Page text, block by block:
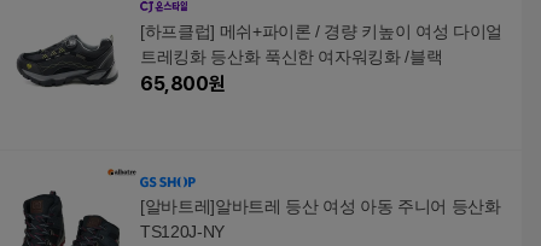
[하프클럽] 메쉬+파이론 / 경량 키높이 여성 다이얼
트레킹화 등산화 푹신한 여자워킹화 /블랙
65,800원
[알바트레]알바트레 등산 여성 아동 주니어 등산화
TS120J-NY